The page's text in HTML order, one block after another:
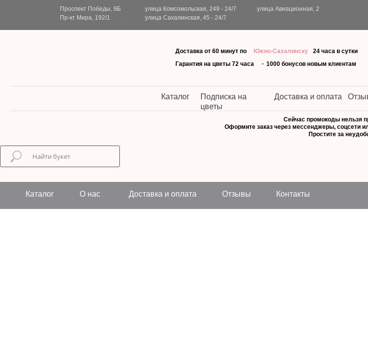
Доставка от 60 минут по
1000 бонусов новым клиентам
Гарантия на цветы 72 часа
Сейчас промокоды нельзя
Оформите заказ через мессенджеры, соцсети
Простите за
Южно-Сахалинску 24 часа в сутки
Подарки к букетам
Свежие поставки каждое утро
Каталог Доставка и оплата
Подписка на
цветы
улица Комсомольская, 249 - 24/7
улица Сахалинская, 45 - 24/7
Проспект Победы, 9Б
Пр-кт Мира, 192/1
улица Авиационная, 2
.
Каталог О нас Доставка и оплата Отзывы Контакты